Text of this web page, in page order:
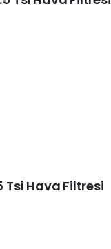
Tsi Hava Filtresi